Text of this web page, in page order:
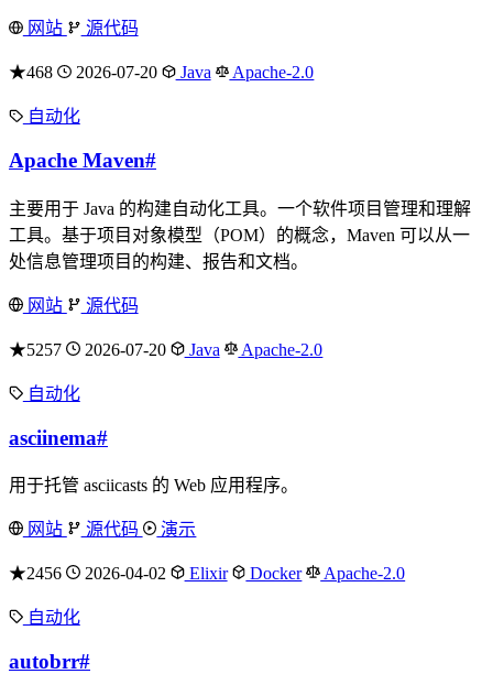
网站 源代码
★468 2026-07-20 Java Apache-2.0
自动化
Apache Maven#
主要用于 Java 的构建自动化工具。一个软件项目管理和理解
工具。基于项目对象模型（POM）的概念，Maven 可以从一
处信息管理项目的构建、报告和文档。
网站 源代码
★5257 2026-07-20 Java Apache-2.0
自动化
asciinema#
用于托管 asciicasts 的 Web 应用程序。
网站 源代码 演示
★2456 2026-04-02 Elixir Docker Apache-2.0
自动化
autobrr#